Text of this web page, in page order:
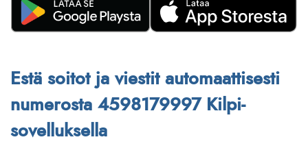
Estä soitot ja viestit automaattisesti
numerosta 4598179997 Kilpi-
sovelluksella